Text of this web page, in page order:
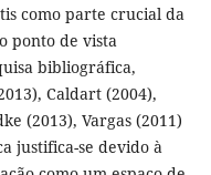
como parte crucial da
ponto de vista
bibliográfica,
Caldart (2004),
(2013), Vargas (2011)
justifica-se devido à